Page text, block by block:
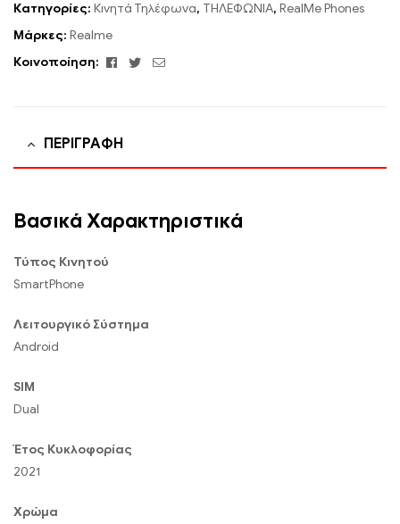
Κατηγορίες: Κινητά Τηλέφωνα, ΤΗΛΕΦΩΝΙΑ, RealMe Phones
Μάρκες: Realme
Κοινοποίηση:
Facebook
TwitterEmail
ΠΕΡΙΓΡΑΦΉ
Βασικά Χαρακτηριστικά
Τύπος Κινητού
SmartPhone
Λειτουργικό Σύστημα
Android
SIM
Dual
Έτος Κυκλοφορίας
2021
Χρώμα